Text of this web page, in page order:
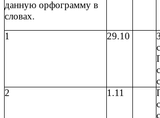
данную орфограмму в
словах.
1
29.10
2
1.11